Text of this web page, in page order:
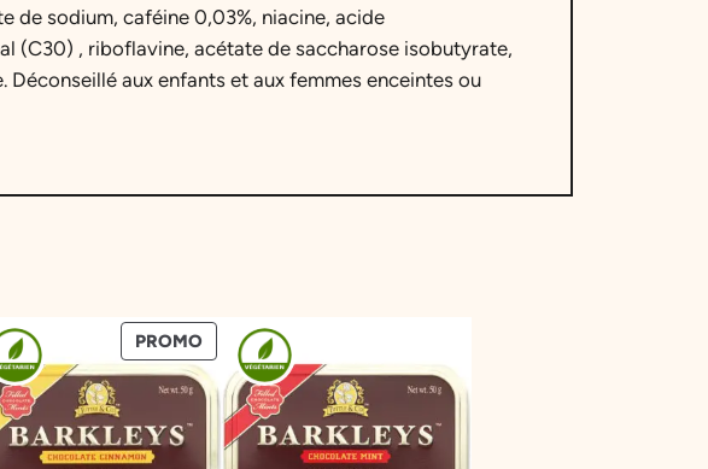
de sodium, caféine 0,03%, niacine, acide
(C30) , riboflavine, acétate de saccharose isobutyrate,
aux enfants et aux femmes enceintes ou
PROMOPRODUIT
EN
PROMOTION